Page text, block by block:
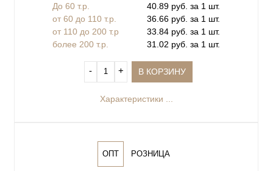
До 60 т.р.
40.89 руб. за 1 шт.
от 60 до 110 т.р.
36.66 руб. за 1 шт.
от 110 до 200 т.р
33.84 руб. за 1 шт.
более 200 т.р.
31.02 руб. за 1 шт.
‐ + В КОРЗИНУ
Характеристики ...
ОПТ РОЗНИЦА